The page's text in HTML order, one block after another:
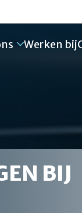
Werken bij
BIJ